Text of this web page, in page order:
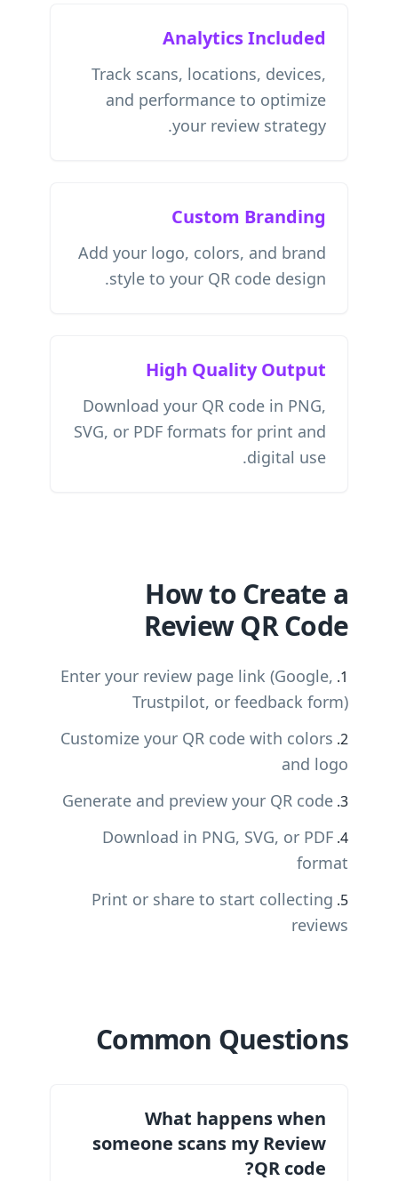
Analytics Included
Track scans, locations, devices,
and performance to optimize
your review strategy.
Custom Branding
Add your logo, colors, and brand
style to your QR code design.
High Quality Output
Download your QR code in PNG,
SVG, or PDF formats for print and
digital use.
How to Create a
Review QR Code
Enter your review page link (Google,
Trustpilot, or feedback form)
Customize your QR code with colors
and logo
Generate and preview your QR code
Download in PNG, SVG, or PDF
format
Print or share to start collecting
reviews
Common Questions
What happens when
someone scans my Review
QR code?